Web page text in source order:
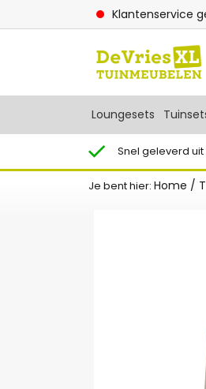
Klantenservice
Loungesets
Snel geleverd
Je bent hier: Home /